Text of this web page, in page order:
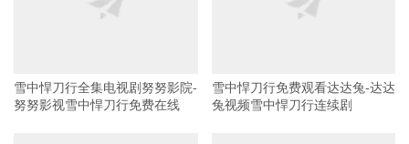
雪中悍刀行全集电视剧努努影院-
努努影视雪中悍刀行免费在线
雪中悍刀行免费观看达达兔-达达
兔视频雪中悍刀行连续剧